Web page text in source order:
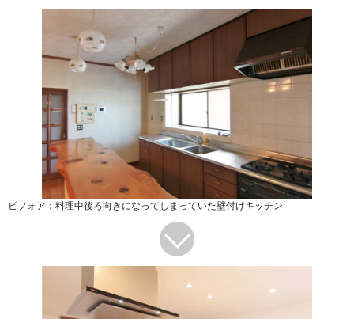
ビフォア：料理中後ろ向きになってしまっていた壁付けキッチン